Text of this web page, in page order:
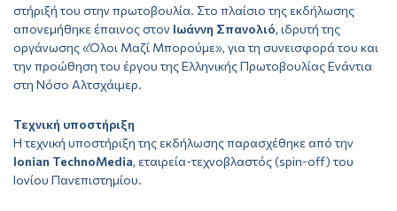
στήριξή του στην πρωτοβουλία. Στο πλαίσιο της εκδήλωσης
απονεμήθηκε έπαινος στον Ιωάννη Σπανολιό, ιδρυτή της
οργάνωσης «Όλοι Μαζί Μπορούμε», για τη συνεισφορά του και
την προώθηση του έργου της Ελληνικής Πρωτοβουλίας Ενάντια
στη Νόσο Αλτσχάιμερ.
Τεχνική υποστήριξη
Η τεχνική υποστήριξη της εκδήλωσης παρασχέθηκε από την
Ionian TechnoMedia, εταιρεία-τεχνοβλαστός (spin-off) του
Ιονίου Πανεπιστημίου.